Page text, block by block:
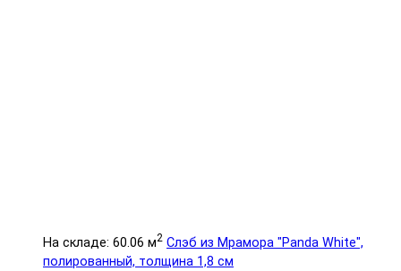
На складе: 60.06 м2 Слэб из Мрамора "Panda White",
полированный, толщина 1,8 см